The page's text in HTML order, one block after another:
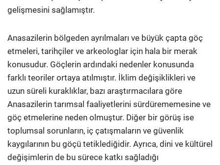
gelişmesini sağlamıştır.
Anasazilerin bölgeden ayrılmaları ve büyük çapta göç
etmeleri, tarihçiler ve arkeologlar için hala bir merak
konusudur. Göçlerin ardındaki nedenler konusunda
farklı teoriler ortaya atılmıştır. İklim değişiklikleri ve
uzun süreli kuraklıklar, bazı araştırmacılara göre
Anasazilerin tarımsal faaliyetlerini sürdürememesine ve
göç etmelerine neden olmuştur. Diğer bir görüş ise
toplumsal sorunların, iç çatışmaların ve güvenlik
kaygılarının bu göçü tetiklediğidir. Ayrıca, dini ve kültürel
değişimlerin de bu sürece katkı sağladığı